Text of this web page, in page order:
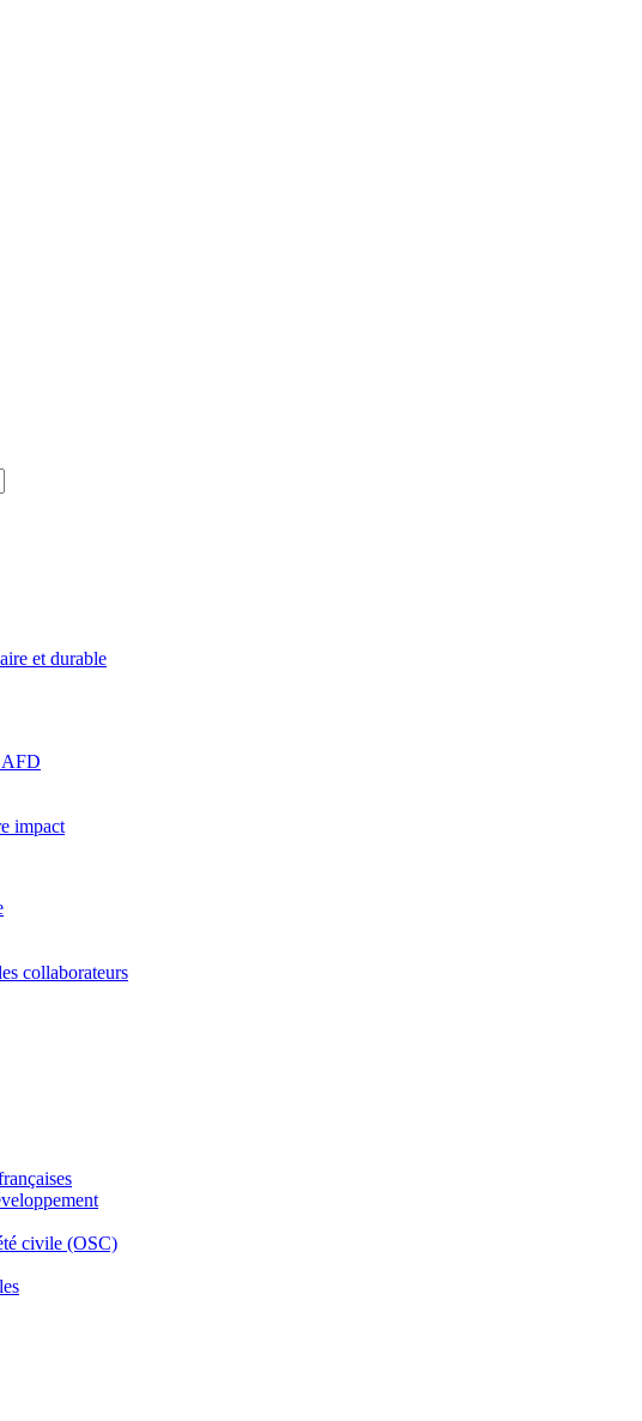
et durable
AFD
impact
collaborateurs
civile (OSC)